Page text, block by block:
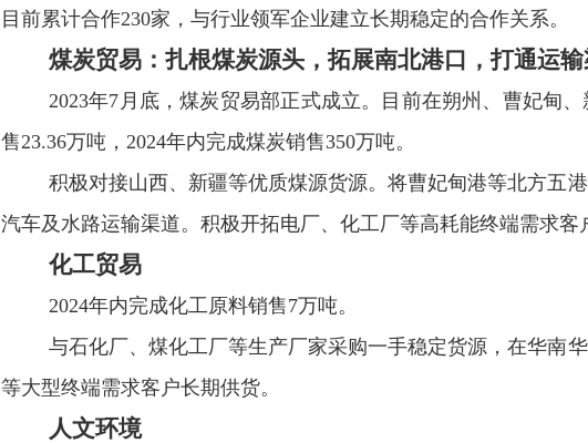
目前累计合作230家，与行业领军企业建立长期稳定的合作关系。
煤炭贸易：扎根煤炭源头，拓展南北港口，打通运
2023年7 月底，煤炭贸易部正式成立。目前在朔州、曹妃甸
售23.36万吨， 2024年内完成煤炭销售350万吨。
积极对接山西、新疆等优质煤源货源。将曹妃甸港等北方五
汽车及水路运输渠道。积极开拓电厂、化工厂等高耗能终端需求客
化工贸易
2024年内完成化工原料销售7万吨。
与石化厂、煤化工厂等生产厂家采购一手稳定货源，在华南华
等大型终端需求客户长期供货。
人文环境